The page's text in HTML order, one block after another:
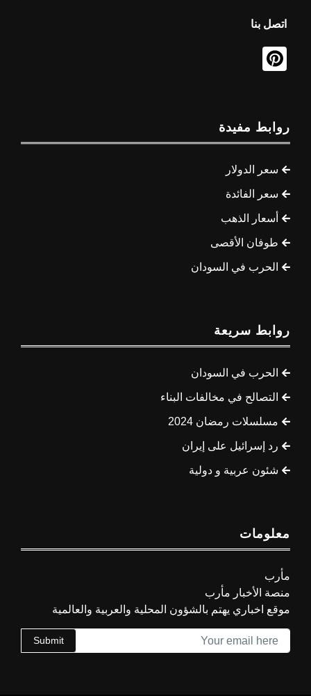
اتصل بنا
روابط مفيدة
سعر الدولار
سعر الفائدة
أسعار الذهب
طوفان الأقصى
الحرب في السودان
روابط سريعة
الحرب في السودان
التصالح في مخالفات البناء
مسلسلات رمضان 2024
رد إسرائيل على إيران
شئون عربية و دولية
معلومات
مأرب
منصة الأخبار مأرب
موقع اخباري يهتم بالشؤون المحلية والعربية والعالمية
Submit